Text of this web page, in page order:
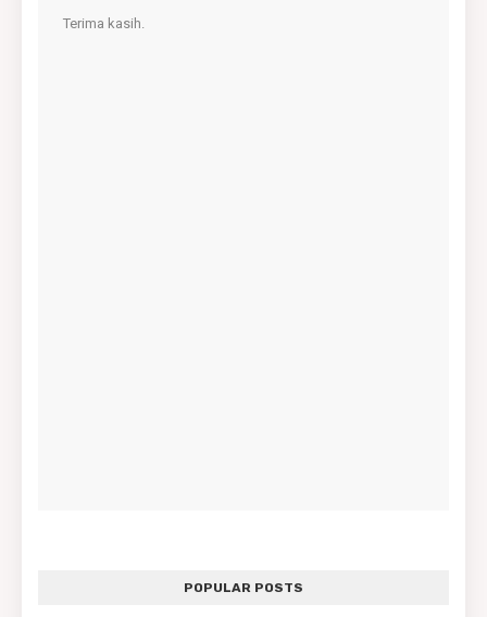
Terima kasih.
POPULAR POSTS